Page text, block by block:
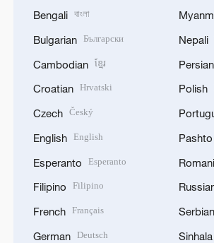
Bengali বাংলা
Bulgarian Български
Cambodian ខ្មែរ
Croatian Hrvatski
Czech Český
English English
Esperanto Esperanto
Filipino Filipino
French Français
German Deutsch
Nepali
Persian
Polish
Pashto
Serbian
Sinhala